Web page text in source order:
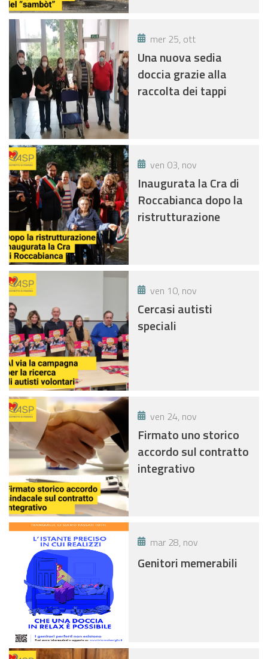
mer 25, ott
Una nuova sedia
doccia grazie alla
raccolta dei tappi
ven 03, nov
Inaugurata la Cra di
Roccabianca dopo la
ristrutturazione
ven 10, nov
Cercasi autisti
speciali
ven 24, nov
Firmato uno storico
accordo sul contratto
integrativo
mar 28, nov
Genitori memerabili